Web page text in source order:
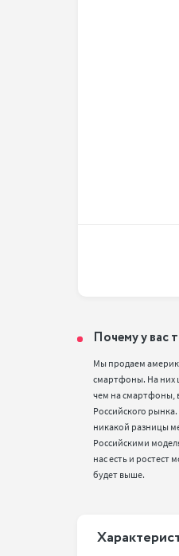
Почему у вас
Мы продаем
смартфоны. На них
чем на смартфоны,
Российского
никакой разницы
Российскими
нас есть и ростест
будет выше.